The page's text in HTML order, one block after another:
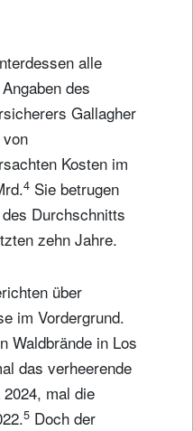
alle
des
Gallagher
Kosten im
4 Sie betrugen
Durchschnitts
zehn Jahre.
über
im Vordergrund.
Waldbrände in Los
das verheerende
mal die
5 Doch der